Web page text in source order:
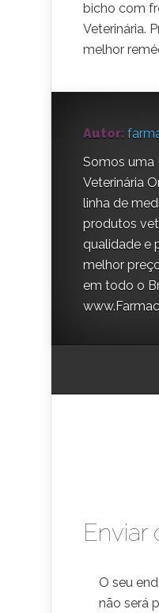
bicho com
Veterinária.
melhor
Autor:
Somos uma
Veterinária
linha de
produtos
qualidade e
melhor
em todo o
Enviar
O seu
não será